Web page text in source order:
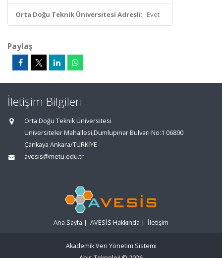
Orta Doğu Teknik Üniversitesi Adresli: Evet
Paylaş
İletişim Bilgileri
Orta Doğu Teknik Üniversitesi
Üniversiteler Mahallesi,Dumlupınar Bulvarı No:1 06800
Çankaya Ankara/TÜRKİYE
avesis@metu.edu.tr
Ana Sayfa | AVESİS Hakkında | İletişim
Akademik Veri Yönetim Sistemi